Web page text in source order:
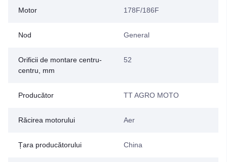
Motor 178F/186F
Nod General
Orificii de montare centru-
centru, mm
52
Producător TT AGRO MOTO
Răcirea motorului Aer
Țara producătorului China